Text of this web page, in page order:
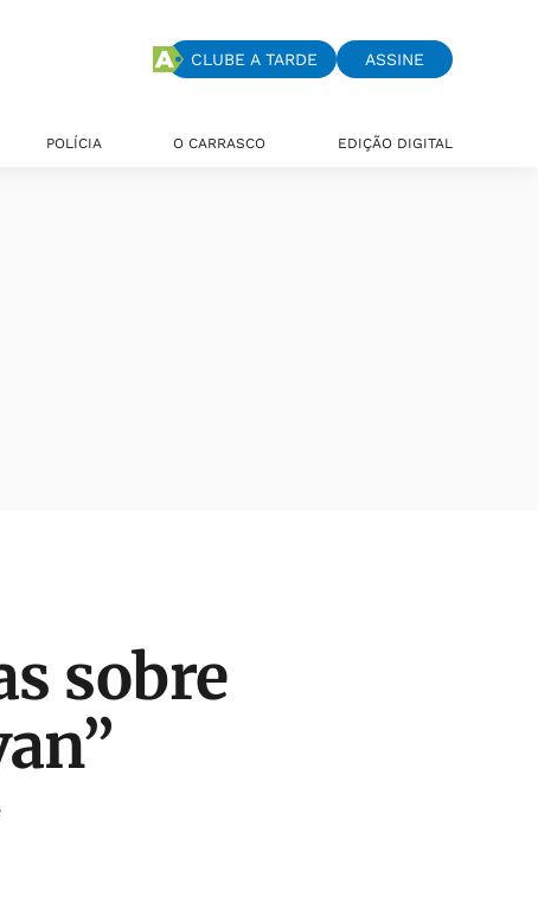
CLUBE A TARDE ASSINE
POLÍCIA O CARRASCO EDIÇÃO DIGITAL
sobre